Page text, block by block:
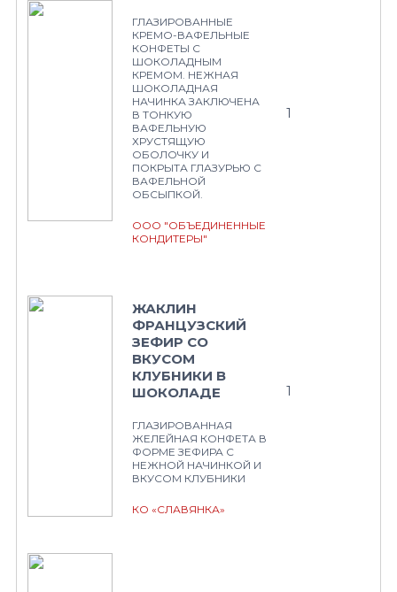
ГЛАЗИРОВАННЫЕ
КРЕМО-ВАФЕЛЬНЫЕ
КОНФЕТЫ С
ШОКОЛАДНЫМ
КРЕМОМ. НЕЖНАЯ
ШОКОЛАДНАЯ
НАЧИНКА ЗАКЛЮЧЕНА
В ТОНКУЮ
ВАФЕЛЬНУЮ
ХРУСТЯЩУЮ
ОБОЛОЧКУ И
ПОКРЫТА ГЛАЗУРЬЮ С
ВАФЕЛЬНОЙ
ОБСЫПКОЙ.
ООО "ОБЪЕДИНЕННЫЕ
КОНДИТЕРЫ"
1
ЖАКЛИН
ФРАНЦУЗСКИЙ
ЗЕФИР СО
ВКУСОМ
КЛУБНИКИ В
ШОКОЛАДЕ
ГЛАЗИРОВАННАЯ
ЖЕЛЕЙНАЯ КОНФЕТА В
ФОРМЕ ЗЕФИРА С
НЕЖНОЙ НАЧИНКОЙ И
ВКУСОМ КЛУБНИКИ
КО «СЛАВЯНКА»
1